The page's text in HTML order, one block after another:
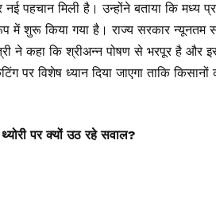
पहचान मिली है। उन्होंने बताया कि मध्य
में शुरू किया गया है। राज्य सरकार न्यूनतम
ने कहा कि श्रीअन्न पोषण से भरपूर है और
पर विशेष ध्यान दिया जाएगा ताकि
पर क्यों उठ रहे सवाल?